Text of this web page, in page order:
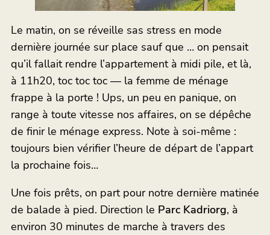
Le matin, on se réveille sas stress en mode
dernière journée sur place sauf que … on pensait
qu’il fallait rendre l’appartement à midi pile, et là,
à 11h20, toc toc toc — la femme de ménage
frappe à la porte ! Ups, un peu en panique, on
range à toute vitesse nos affaires, on se dépêche
de finir le ménage express. Note à soi-même :
toujours bien vérifier l’heure de départ de l’appart
la prochaine fois…
Une fois prêts, on part pour notre dernière matinée
de balade à pied. Direction le Parc Kadriorg, à
environ 30 minutes de marche à travers des